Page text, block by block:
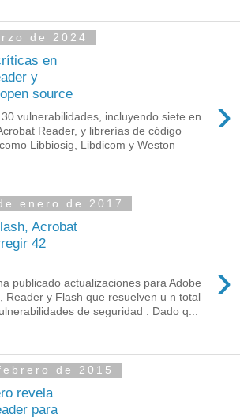
de 2024
en
y
source
›
vulnerabilidades, incluyendo siete en
Reader, y librerías de código
Libbiosig, Libdicom y Weston
enero de 2017
Acrobat
42
›
publicado actualizaciones para Adobe
Reader y Flash que resuelven u n total
de seguridad . Dado q...
de 2015
revela
para